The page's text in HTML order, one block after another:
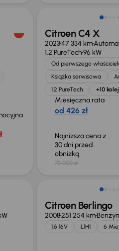
Citroen C4 X
202347 334 km
1.2 PureTech96 kW
Od pierwszego
Książka serwisowa
1.2 PureTech
+10
Miesięczna rata
od 426 zł
Najniższa cena z
30 dni przed
obniżką
73 000 zł
Taniej o 1 000 zł
Citroen Berlingo
2008251 254 km
1.6 16V L1H1 6